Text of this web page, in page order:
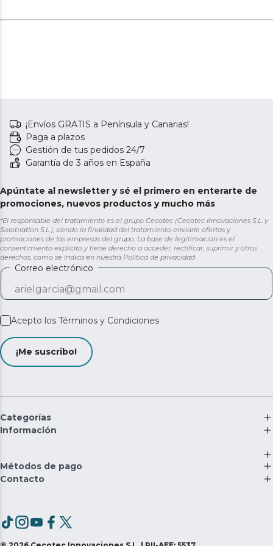
¡Envíos GRATIS a Península y Canarias!
Paga a plazos
Gestión de tus pedidos 24/7
Garantía de 3 años en España
Apúntate al newsletter y sé el primero en enterarte de
promociones, nuevos productos y mucho más
*El responsable del tratamiento es el grupo Cecotec (Cecotec Innovaciones S.L. y
Solotriatlon S.L.), siendo la finalidad del tratamiento enviarle ofertas y
promociones de las empresas del grupo. La base de legitimación es el
consentimiento explícito y tiene derecho a acceder, rectificar, suprimir y otros
derechos, como se indica en nuestra Política de privacidad
Correo electrónico
Acepto los Términos y Condiciones
¡Me suscribo!
Categorías
Información
Métodos de pago
Contacto